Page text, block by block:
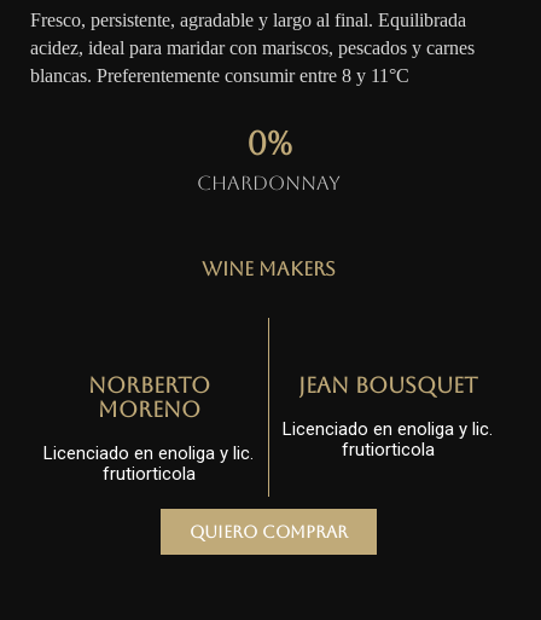
Fresco, persistente, agradable y largo al final. Equilibrada
acidez, ideal para maridar con mariscos, pescados y carnes
blancas. Preferentemente consumir entre 8 y 11°C
Chardonnay
0%
Wine Makers
Norberto
Moreno
Licenciado en enoliga y lic.
frutiorticola
Jean Bousquet
Licenciado en enoliga y lic.
frutiorticola
Quiero comprar